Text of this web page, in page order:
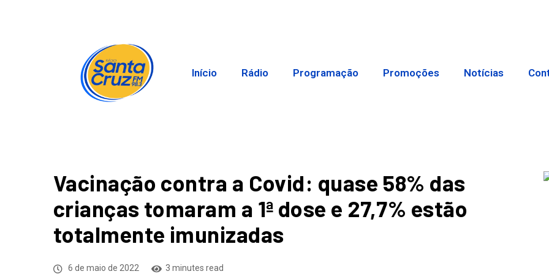
Início Rádio Programação Promoções Notícias
Vacinação contra a Covid: quase 58% das
crianças tomaram a 1ª dose e 27,7% estão
totalmente imunizadas
6 de maio de 2022 3 minutes read